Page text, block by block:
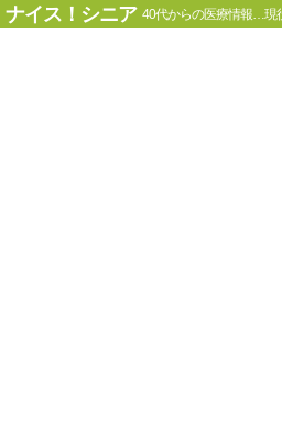
ナイス！シニア 40代からの医療情報…現